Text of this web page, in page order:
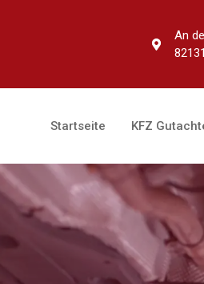
An
Startseite KFZ